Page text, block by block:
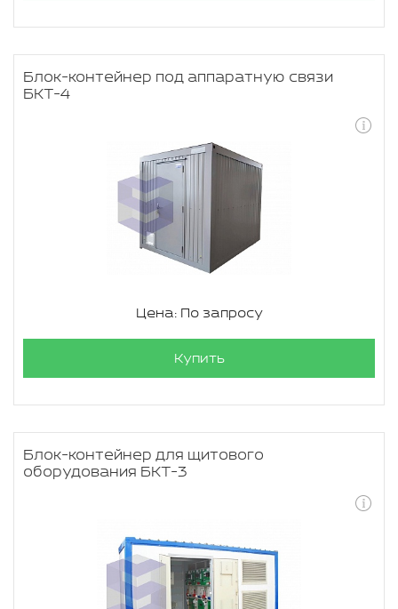
Блок-контейнер под аппаратную связи
БКТ-4
Цена: По запросу
Купить
Блок-контейнер для щитового
оборудования БКТ-3